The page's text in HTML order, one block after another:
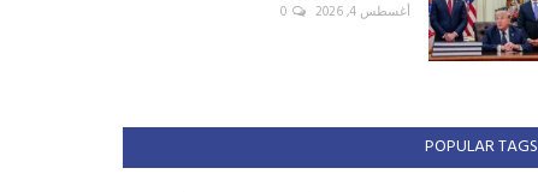
أغسطس 4, 2026 0
POPULAR TAGS